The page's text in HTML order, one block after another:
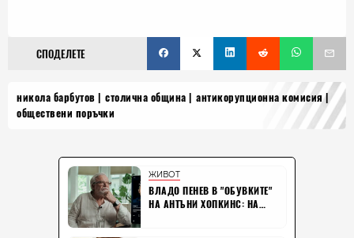
СПОДЕЛЕТЕ
никола барбутов столична община
антикорупционна комисия
обществени поръчки